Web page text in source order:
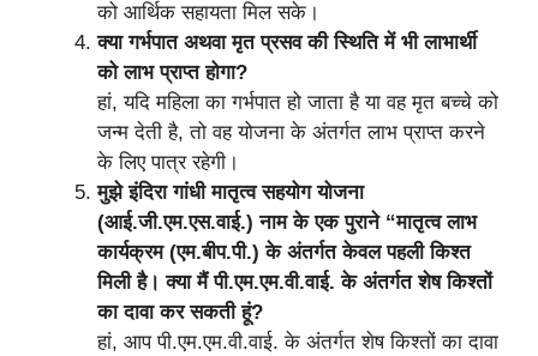
को आर्थिक सहायता मिल सके।
क्या गर्भपात अथवा मृत प्रसव की स्थिति में भी लाभार्थी
को लाभ प्राप्त होगा?
हां, यदि महिला का गर्भपात हो जाता है या वह मृत बच्चे को
जन्म देती है, तो वह योजना के अंतर्गत लाभ प्राप्त करने
के लिए पात्र रहेगी।
मुझे इंदिरा गांधी मातृत्व सहयोग योजना
(आई.जी.एम.एस.वाई.) नाम के एक पुराने “मातृत्व लाभ
कार्यक्रम (एम.बीप.पी.) के अंतर्गत केवल पहली किश्त
मिली है। क्या मैं पी.एम.एम.वी.वाई. के अंतर्गत शेष किश्तों
का दावा कर सकती हूं?
हां, आप पी.एम.एम.वी.वाई. के अंतर्गत शेष किश्तों का दावा